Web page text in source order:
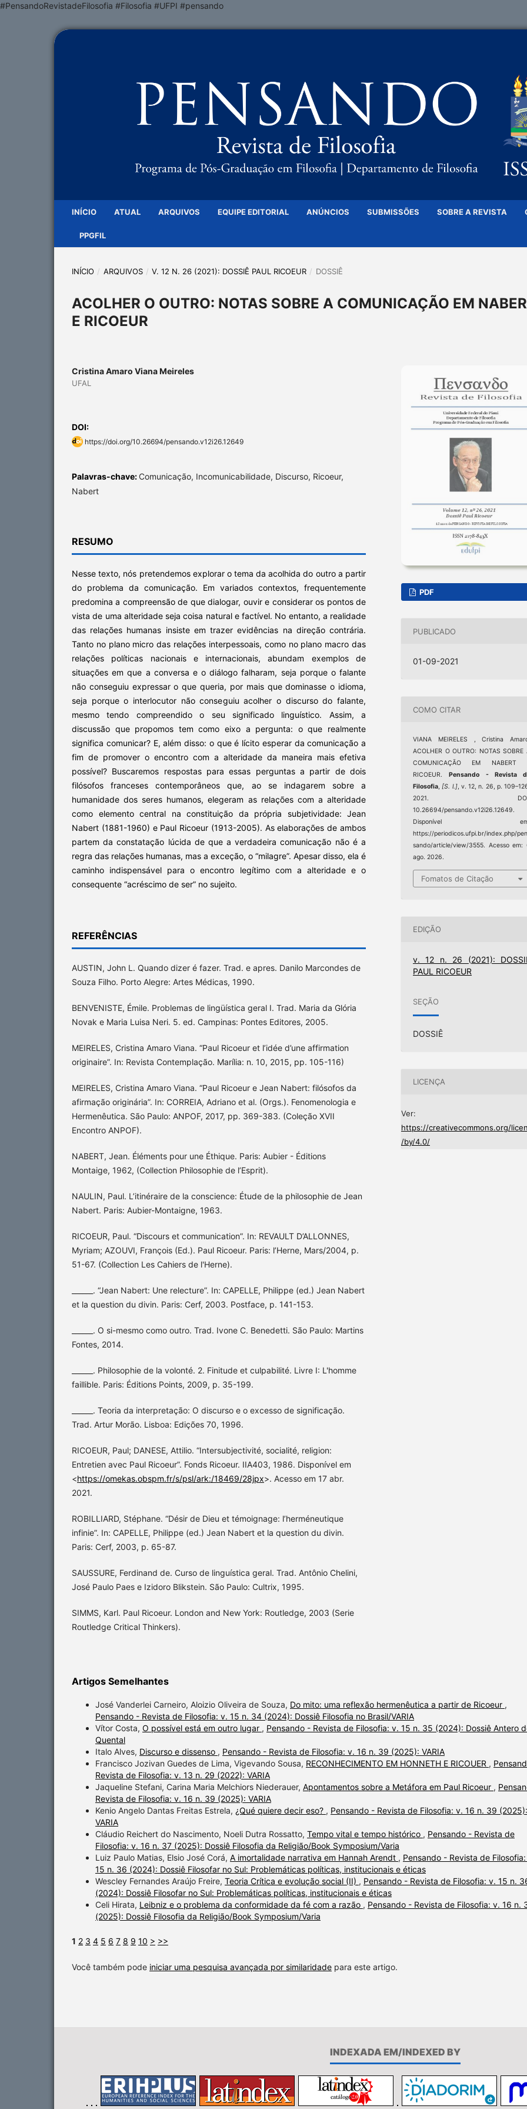
#PensandoRevistadeFilosofia #Filosofia #UFPI #pensando
INÍCIO ATUAL ARQUIVOS EQUIPE EDITORIAL ANÚNCIOS SUBMISSÕES SOBRE A REVISTA
PPGFIL
INÍCIO / ARQUIVOS / V. 12 N. 26 (2021): DOSSIÊ PAUL RICOEUR / DOSSIÊ
ACOLHER O OUTRO: NOTAS SOBRE A COMUNICAÇÃO EM
E RICOEUR
Cristina Amaro Viana Meireles
UFAL
DOI:
https://doi.org/10.26694/pensando.v12i26.12649
Palavras-chave: Comunicação, Incomunicabilidade, Discurso, Ricoeur,
Nabert
RESUMO
Nesse texto, nós pretendemos explorar o tema da acolhida do outro a partir
do problema da comunicação. Em variados contextos, frequentemente
predomina a compreensão de que dialogar, ouvir e considerar os pontos de
vista de uma alteridade seja coisa natural e factível. No entanto, a realidade
das relações humanas insiste em trazer evidências na direção contrária.
Tanto no plano micro das relações interpessoais, como no plano macro das
relações políticas nacionais e internacionais, abundam exemplos de
situações em que a conversa e o diálogo falharam, seja porque o falante
não conseguiu expressar o que queria, por mais que dominasse o idioma,
seja porque o interlocutor não conseguiu acolher o discurso do falante,
mesmo tendo compreendido o seu significado linguístico. Assim, a
discussão que propomos tem como eixo a pergunta: o que realmente
significa comunicar? E, além disso: o que é lícito esperar da comunicação a
fim de promover o encontro com a alteridade da maneira mais efetiva
possível? Buscaremos respostas para essas perguntas a partir de dois
filósofos franceses contemporâneos que, ao se indagarem sobre a
humanidade dos seres humanos, elegeram as relações com a alteridade
como elemento central na constituição da própria subjetividade: Jean
Nabert (1881-1960) e Paul Ricoeur (1913-2005). As elaborações de ambos
partem da constatação lúcida de que a verdadeira comunicação não é a
regra das relações humanas, mas a exceção, o “milagre”. Apesar disso, ela é
caminho indispensável para o encontro legítimo com a alteridade e o
consequente “acréscimo de ser” no sujeito.
REFERÊNCIAS
AUSTIN, John L. Quando dizer é fazer. Trad. e apres. Danilo Marcondes de
Souza Filho. Porto Alegre: Artes Médicas, 1990.
BENVENISTE, Émile. Problemas de lingüística geral I. Trad. Maria da Glória
Novak e Maria Luisa Neri. 5. ed. Campinas: Pontes Editores, 2005.
MEIRELES, Cristina Amaro Viana. “Paul Ricoeur et l’idée d’une affirmation
originaire”. In: Revista Contemplação. Marília: n. 10, 2015, pp. 105-116)
MEIRELES, Cristina Amaro Viana. “Paul Ricoeur e Jean Nabert: filósofos da
afirmação originária”. In: CORREIA, Adriano et al. (Orgs.). Fenomenologia e
Hermenêutica. São Paulo: ANPOF, 2017, pp. 369-383. (Coleção XVII
Encontro ANPOF).
NABERT, Jean. Éléments pour une Éthique. Paris: Aubier - Éditions
Montaige, 1962, (Collection Philosophie de l’Esprit).
NAULIN, Paul. L’itinéraire de la conscience: Étude de la philosophie de Jean
Nabert. Paris: Aubier-Montaigne, 1963.
RICOEUR, Paul. “Discours et communication”. In: REVAULT D’ALLONNES,
Myriam; AZOUVI, François (Ed.). Paul Ricoeur. Paris: l’Herne, Mars/2004, p.
51-67. (Collection Les Cahiers de l'Herne).
______. “Jean Nabert: Une relecture”. In: CAPELLE, Philippe (ed.) Jean Nabert
et la question du divin. Paris: Cerf, 2003. Postface, p. 141-153.
______. O si-mesmo como outro. Trad. Ivone C. Benedetti. São Paulo: Martins
Fontes, 2014.
______. Philosophie de la volonté. 2. Finitude et culpabilité. Livre I: L'homme
faillible. Paris: Éditions Points, 2009, p. 35-199.
______. Teoria da interpretação: O discurso e o excesso de significação.
Trad. Artur Morão. Lisboa: Edições 70, 1996.
RICOEUR, Paul; DANESE, Attilio. “Intersubjectivité, socialité, religion:
Entretien avec Paul Ricoeur”. Fonds Ricoeur. IIA403, 1986. Disponível em
<https://omekas.obspm.fr/s/psl/ark:/18469/28jpx>. Acesso em 17 abr.
2021.
ROBILLIARD, Stéphane. “Désir de Dieu et témoignage: l’herméneutique
infinie”. In: CAPELLE, Philippe (ed.) Jean Nabert et la question du divin.
Paris: Cerf, 2003, p. 65-87.
SAUSSURE, Ferdinand de. Curso de linguística geral. Trad. Antônio Chelini,
José Paulo Paes e Izidoro Blikstein. São Paulo: Cultrix, 1995.
SIMMS, Karl. Paul Ricoeur. London and New York: Routledge, 2003 (Serie
Routledge Critical Thinkers).
PDF
PUBLICADO
01-09-2021
COMO CITAR
VIANA MEIRELES , Cristina
ACOLHER O OUTRO: NOTAS SOBRE
COMUNICAÇÃO EM NABERT
RICOEUR.Pensando - Revista
Filosofia,[S. l.], v. 12, n. 26, p.
2021.
10.26694/pensando.v12i26.12649.
Disponível
https://periodicos.ufpi.br/index.php/
sando/article/view/3555. Acesso em:
ago. 2026.
Fomatos de Citação
EDIÇÃO
v. 12 n. 26 (2021):
PAUL RICOEUR
SEÇÃO
DOSSIÊ
LICENÇA
Ver:
https://creativecommons.org/
/by/4.0/
Artigos Semelhantes
José Vanderlei Carneiro, Aloizio Oliveira de Souza, Do mito: uma reflexão hermenêutica a partir de Ricoeur ,
Pensando - Revista de Filosofia: v. 15 n. 34 (2024): Dossiê Filosofia no Brasil/VARIA
Vítor Costa, O possível está em outro lugar , Pensando - Revista de Filosofia: v. 15 n. 35 (2024): Dossiê Antero
Quental
Italo Alves, Discurso e dissenso , Pensando - Revista de Filosofia: v. 16 n. 39 (2025): VARIA
Francisco Jozivan Guedes de Lima, Vigevando Sousa, RECONHECIMENTO EM HONNETH E RICOUER ,
Revista de Filosofia: v. 13 n. 29 (2022): VARIA
Jaqueline Stefani, Carina Maria Melchiors Niederauer, Apontamentos sobre a Metáfora em Paul Ricoeur ,
Revista de Filosofia: v. 16 n. 39 (2025): VARIA
Kenio Angelo Dantas Freitas Estrela, ¿Qué quiere decir eso? , Pensando - Revista de Filosofia: v. 16 n. 39 (2025):
VARIA
Cláudio Reichert do Nascimento, Noeli Dutra Rossatto, Tempo vital e tempo histórico , Pensando - Revista de
Filosofia: v. 16 n. 37 (2025): Dossiê Filosofia da Religião/Book Symposium/Varia
Luiz Paulo Matias, Elsio José Corá, A imortalidade narrativa em Hannah Arendt , Pensando - Revista de
15 n. 36 (2024): Dossiê Filosofar no Sul: Problemáticas políticas, institucionais e éticas
Wescley Fernandes Araújo Freire, Teoria Crítica e evolução social (II) , Pensando - Revista de Filosofia: v. 15 n.
(2024): Dossiê Filosofar no Sul: Problemáticas políticas, institucionais e éticas
Celi Hirata, Leibniz e o problema da conformidade da fé com a razão , Pensando - Revista de Filosofia: v. 16 n.
(2025): Dossiê Filosofia da Religião/Book Symposium/Varia
1 2 3 4 5 6 7 8 9 10 > >>
Você também pode iniciar uma pesquisa avançada por similaridade para este artigo.
INDEXADA EM/INDEXED BY